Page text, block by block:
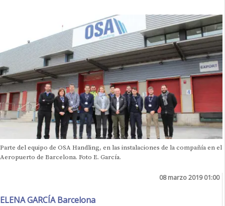
Parte del equipo de OSA Handling, en las instalaciones de la compañía en el
Aeropuerto de Barcelona. Foto E. García.
08 marzo 2019 01:00
ELENA GARCÍA Barcelona